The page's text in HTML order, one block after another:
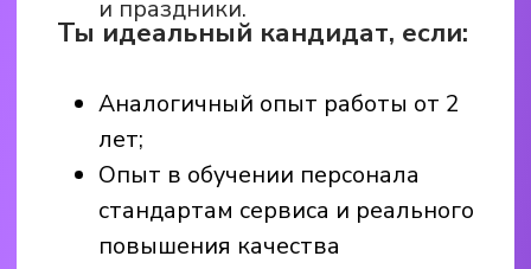
Инструктор игровой зоны
+7(963)141-69-28 (Макс,
Телеграм, WhatsApp)